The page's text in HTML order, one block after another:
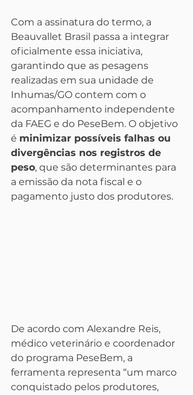
Com a assinatura do termo, a
Beauvallet Brasil passa a integrar
oficialmente essa iniciativa,
garantindo que as pesagens
realizadas em sua unidade de
Inhumas/GO contem com o
acompanhamento independente
da FAEG e do PeseBem. O objetivo
é minimizar possíveis falhas ou
divergências nos registros de
peso, que são determinantes para
a emissão da nota fiscal e o
pagamento justo dos produtores.
De acordo com Alexandre Reis,
médico veterinário e coordenador
do programa PeseBem, a
ferramenta representa “um marco
conquistado pelos produtores,